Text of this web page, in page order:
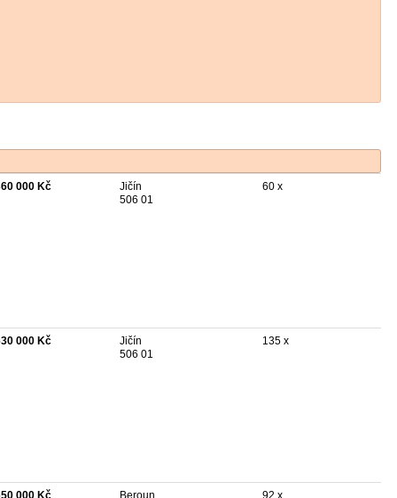
000 Kč
Jičín
506 01
60 x
000 Kč
Jičín
506 01
135 x
000 Kč Beroun 92 x